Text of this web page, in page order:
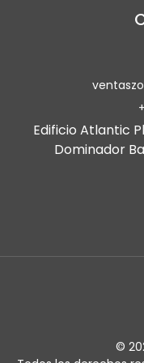
Edificio Atlantic
Dominador
©